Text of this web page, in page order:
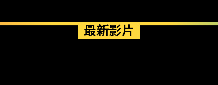
最新影片